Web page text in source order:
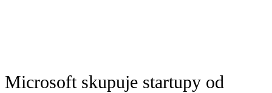
Microsoft skupuje startupy od